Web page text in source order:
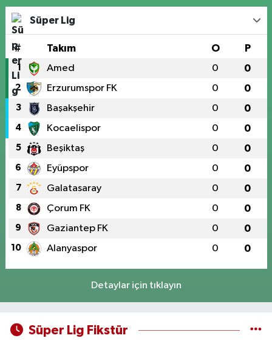
Süper Lig
# Takım O P
1 Amed 0 0
2 Erzurumspor FK 0 0
3 Başakşehir 0 0
4 Kocaelispor 0 0
5 Beşiktaş 0 0
6 Eyüpspor 0 0
7 Galatasaray 0 0
8 Çorum FK 0 0
9 Gaziantep FK 0 0
10 Alanyaspor 0 0
Detaylar için tıklayın
Süper Lig Fikstür